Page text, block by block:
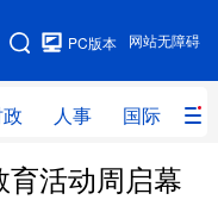
网站无障碍
PC版本
政 人事 国际 财
政 人事
育活动周启幕